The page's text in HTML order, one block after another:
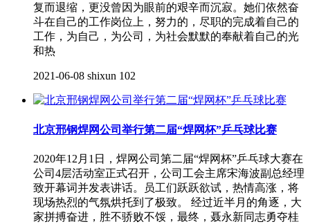
复而退缩，更没曾因为眼前的艰辛而沉寂。她们依然奋
斗在自己的工作岗位上，努力的，尽职的完成着自己的
工作，为自己，为公司，为社会默默的奉献着自己的光
和热
2021-06-08 shixun 102
北京邢钢焊网公司举行第二届“焊网杯”乒乓球比赛
2020年12月1日，焊网公司第二届“焊网杯”乒乓球大赛在
公司4层活动室正式召开，公司工会主席宋海波副总经理
致开幕词并发表讲话。员工们跃跃欲试，热情高涨，将
现场热烈的气氛烘托到了极致。 经过近半月的角逐，大
家拼搏奋进，胜不骄败不馁，最终，聂永新同志勇夺桂